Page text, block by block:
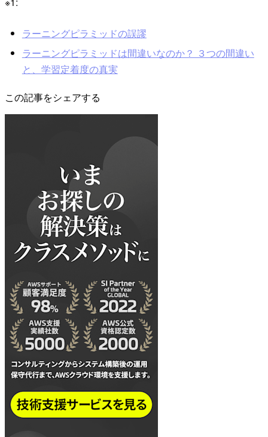
ラーニングピラミッドの誤謬
ラーニングピラミッドは間違いなのか？ ３つの間違い
と、学習定着度の真実
この記事をシェアする